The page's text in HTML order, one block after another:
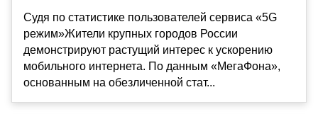
Судя по статистике пользователей сервиса «5G
режим»Жители крупных городов России
демонстрируют растущий интерес к ускорению
мобильного интернета. По данным «МегаФона»,
основанным на обезличенной стат...